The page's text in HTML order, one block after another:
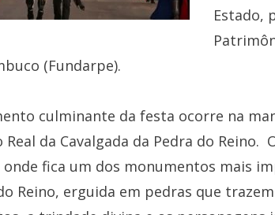
Estado,
(Fundarpe).
culminante da festa ocorre na
Real da Cavalgada da Pedra do
onde fica um dos monumentos mais
Reino, erguida em pedras que